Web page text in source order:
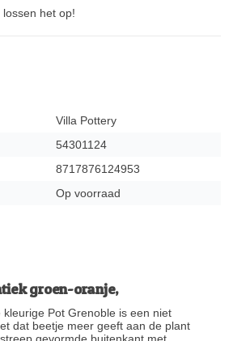
het op!
Villa Pottery
54301124
8717876124953
Op voorraad
groen-oranje,
Pot Grenoble is een niet
dat beetje meer geeft aan de plant
gevormde buitenkant met